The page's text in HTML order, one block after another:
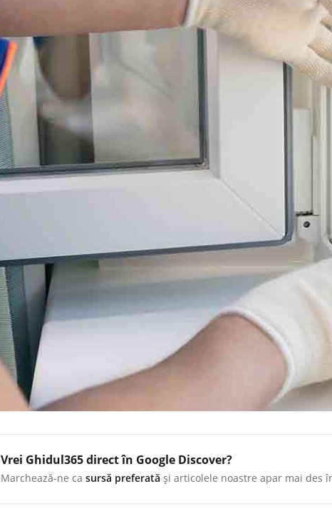
Vrei Ghidul365direct în Google Discover?
Marchează-ne ca sursă preferată și articolele noastre apar mai des